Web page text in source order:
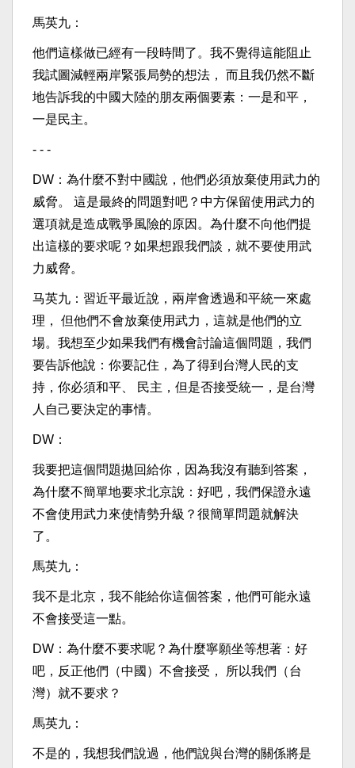
馬英九：
他們這樣做已經有一段時間了。我不覺得這能阻止
我試圖減輕兩岸緊張局勢的想法， 而且我仍然不斷
地告訴我的中國大陸的朋友兩個要素：一是和平，
一是民主。
- - -
DW：為什麼不對中國說，他們必須放棄使用武力的
威脅。 這是最終的問題對吧？中方保留使用武力的
選項就是造成戰爭風險的原因。為什麼不向他們提
出這樣的要求呢？如果想跟我們談，就不要使用武
力威脅。
马英九：習近平最近說，兩岸會透過和平統一來處
理， 但他們不會放棄使用武力，這就是他們的立
場。我想至少如果我們有機會討論這個問題，我們
要告訴他說：你要記住，為了得到台灣人民的支
持，你必須和平、 民主，但是否接受統一，是台灣
人自己要決定的事情。
DW：
我要把這個問題拋回給你，因為我沒有聽到答案，
為什麼不簡單地要求北京說：好吧，我們保證永遠
不會使用武力來使情勢升級？很簡單問題就解決
了。
馬英九：
我不是北京，我不能給你這個答案，他們可能永遠
不會接受這一點。
DW：為什麼不要求呢？為什麼寧願坐等想著：好
吧，反正他們（中國）不會接受， 所以我們（台
灣）就不要求？
馬英九：
不是的，我想我們說過，他們說與台灣的關係將是